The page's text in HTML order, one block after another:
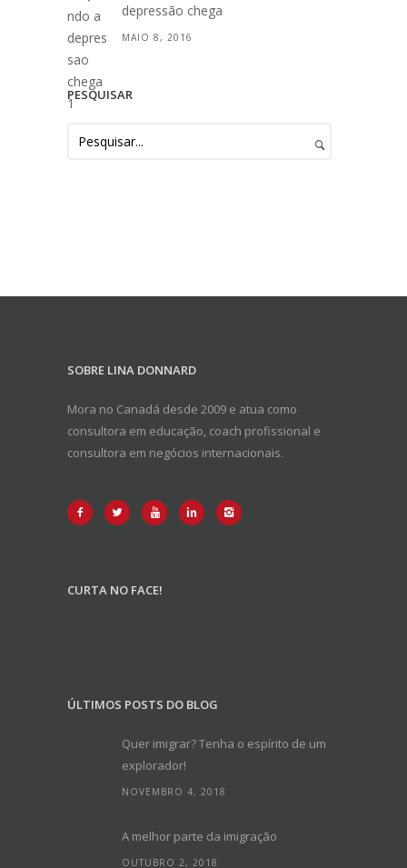
depressão chega
MAIO 8, 2016
PESQUISAR
SOBRE LINA DONNARD
Mora no Canadá desde 2009 e atua como
consultora em educação, coach profissional e
consultora em negócios internacionais.
CURTA NO FACE!
ÚLTIMOS POSTS DO BLOG
Quer imigrar? Tenha o espírito de um
explorador!
NOVEMBRO 4, 2018
A melhor parte da imigração
OUTUBRO 2, 2018